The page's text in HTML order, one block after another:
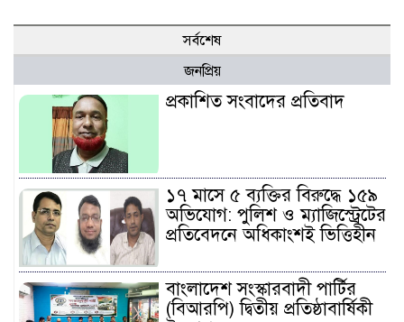
সর্বশেষ
জনপ্রিয়
প্রকাশিত সংবাদের প্রতিবাদ
১৭ মাসে ৫ ব্যক্তির বিরুদ্ধে ১৫৯
অভিযোগ: পুলিশ ও ম্যাজিস্ট্রেটের
প্রতিবেদনে অধিকাংশই ভিত্তিহীন
বাংলাদেশ সংস্কারবাদী পার্টির
(বিআরপি) দ্বিতীয় প্রতিষ্ঠাবার্ষিকী